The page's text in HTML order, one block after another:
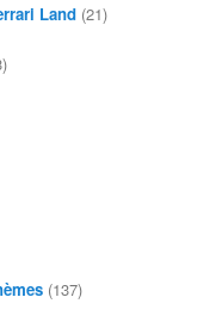
Land (21)
(137)